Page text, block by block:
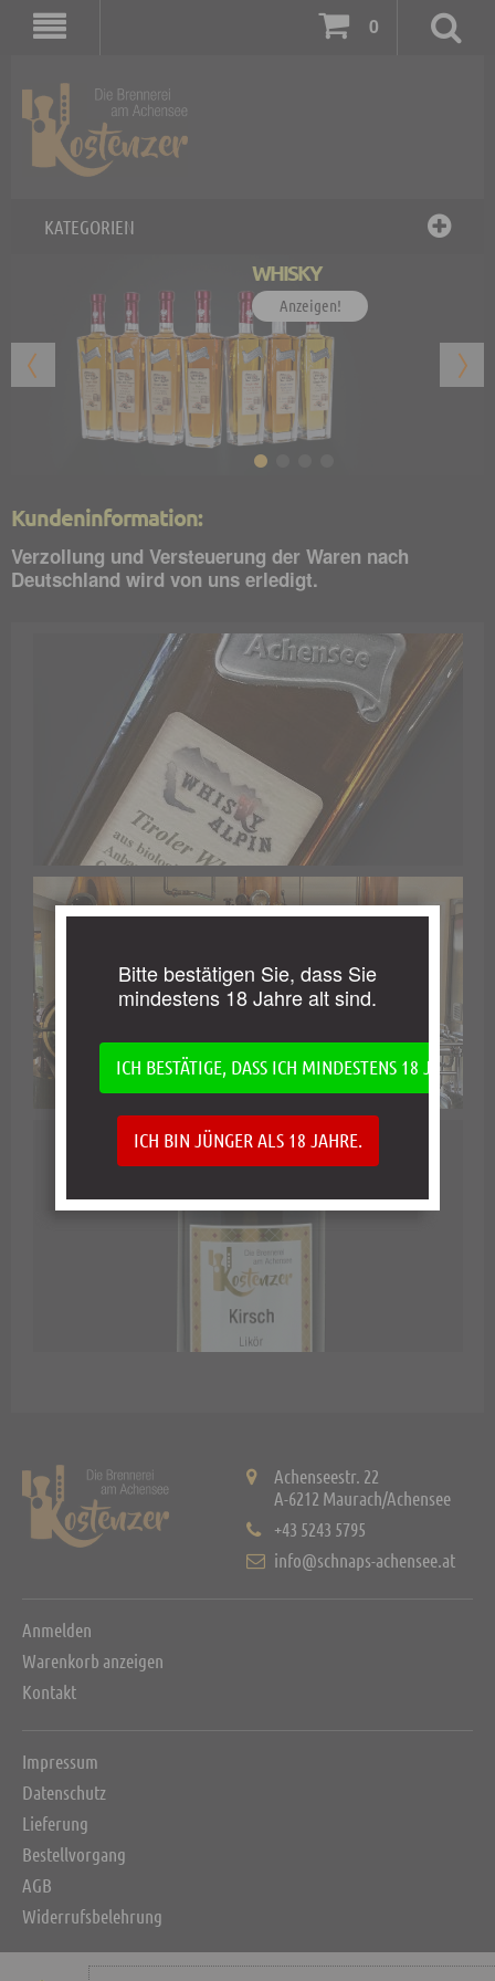
0
KATEGORIEN
WHISKY
Anzeigen!
Kundeninformation:
Verzollung und Versteuerung der Waren nach
Deutschland wird von uns erledigt.
Achenseestr. 22
A-6212 Maurach/Achensee
+43 5243 5795
info@schnaps-achensee.at
Anmelden
Warenkorb anzeigen
Kontakt
Impressum
Datenschutz
Lieferung
Bestellvorgang
AGB
Widerrufsbelehrung
Bitte bestätigen Sie, dass Sie
mindestens 18 Jahre alt sind.
ICH BESTÄTIGE, DASS ICH MINDESTENS 18 JAHRE
ICH BIN JÜNGER ALS 18 JAHRE.